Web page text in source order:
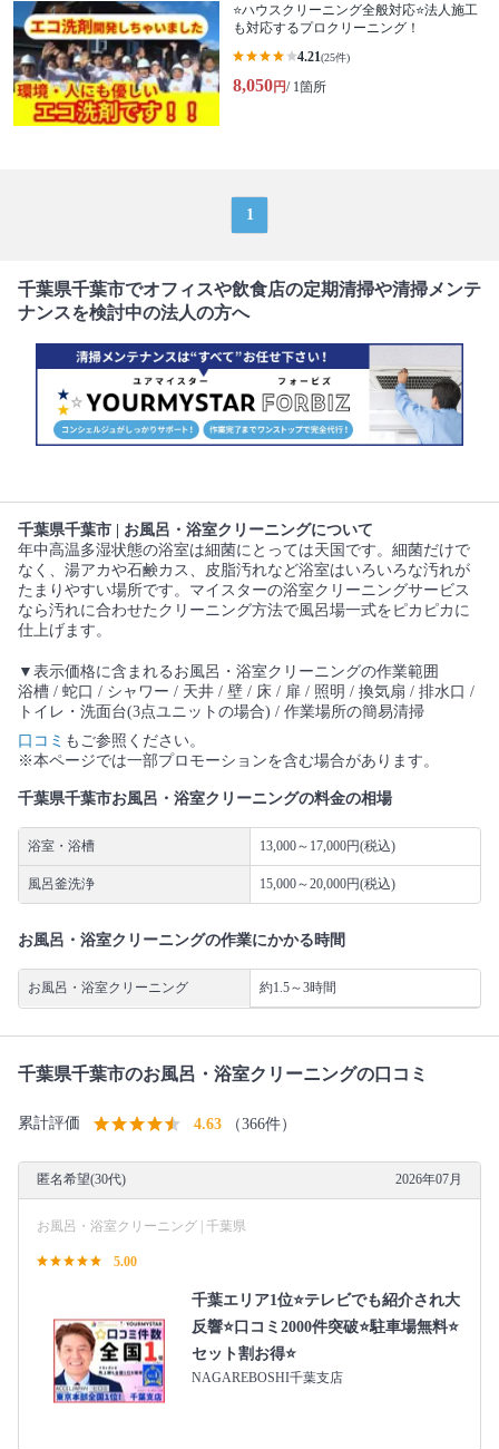
⭐ハウスクリーニング全般対応⭐法人施工
も対応するプロクリーニング！
4.21(25件)
8,050円/ 1箇所
1
千葉県千葉市でオフィスや飲食店の定期清掃や清掃メンテ
ナンスを検討中の法人の方へ
千葉県千葉市 | お風呂・浴室クリーニングについて
年中高温多湿状態の浴室は細菌にとっては天国です。細菌だけで
なく、湯アカや石鹸カス、皮脂汚れなど浴室はいろいろな汚れが
たまりやすい場所です。マイスターの浴室クリーニングサービス
なら汚れに合わせたクリーニング方法で風呂場一式をピカピカに
仕上げます。
▼表示価格に含まれるお風呂・浴室クリーニングの作業範囲
浴槽 / 蛇口 / シャワー / 天井 / 壁 / 床 / 扉 / 照明 / 換気扇 / 排水口 /
トイレ・洗面台(3点ユニットの場合) / 作業場所の簡易清掃
口コミ もご参照ください。
※本ページでは一部プロモーションを含む場合があります。
千葉県千葉市お風呂・浴室クリーニングの料金の相場
浴室・浴槽 13,000～17,000円(税込)
風呂釜洗浄 15,000～20,000円(税込)
お風呂・浴室クリーニングの作業にかかる時間
お風呂・浴室クリーニング 約1.5～3時間
千葉県千葉市のお風呂・浴室クリーニングの口コミ
累計評価 4.63 （366件）
匿名希望(30代) 2026年07月
お風呂・浴室クリーニング | 千葉県
5.00
千葉エリア1位⭐テレビでも紹介され大
反響⭐️口コミ2000件突破⭐️駐車場無料⭐
セット割お得⭐
NAGAREBOSHI千葉支店